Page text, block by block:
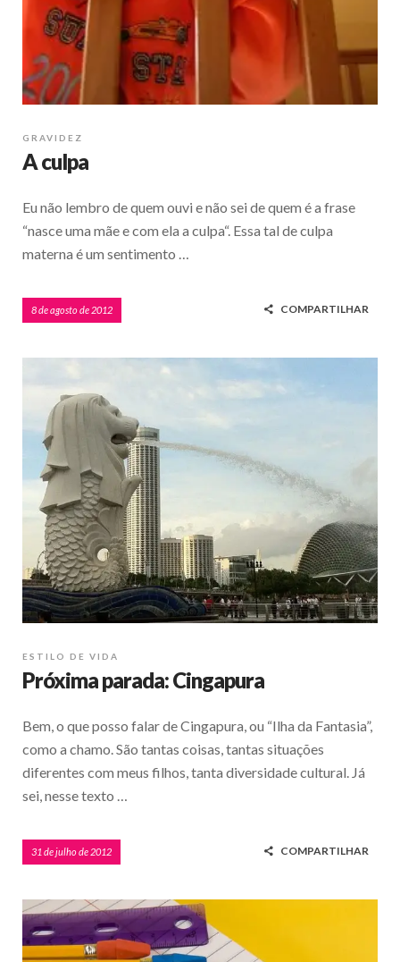
GRAVIDEZ
A culpa
Eu não lembro de quem ouvi e não sei de quem é a frase
“nasce uma mãe e com ela a culpa“. Essa tal de culpa
materna é um sentimento …
8 de agosto de 2012 COMPARTILHAR
ESTILO DE VIDA
Próxima parada: Cingapura
Bem, o que posso falar de Cingapura, ou “Ilha da Fantasia”,
como a chamo. São tantas coisas, tantas situações
diferentes com meus filhos, tanta diversidade cultural. Já
sei, nesse texto …
31 de julho de 2012 COMPARTILHAR